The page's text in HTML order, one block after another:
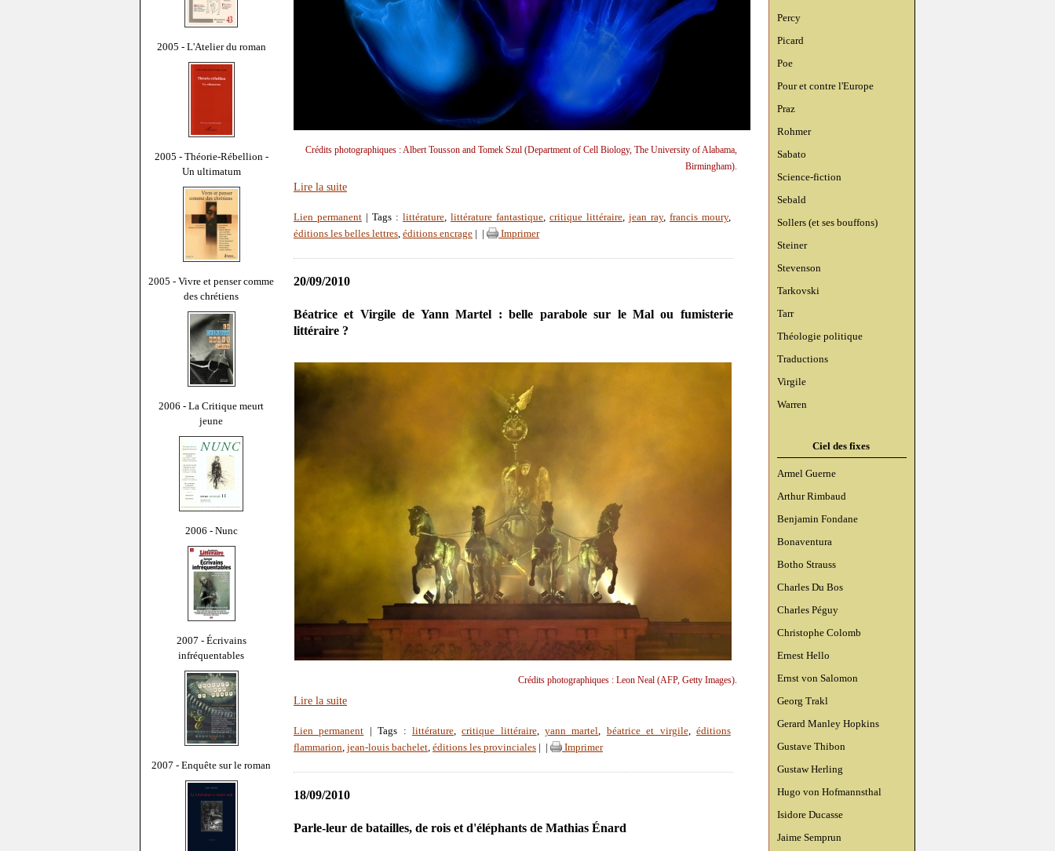
2005 - L'Atelier du roman
2005 - Théorie-Rébellion -
Un ultimatum
2005 - Vivre et penser comme
des chrétiens
2006 - La Critique meurt
jeune
2006 - Nunc
2007 - Écrivains
infréquentables
2007 - Enquête sur le roman
Percy
Picard
Poe
Pour et contre l'Europe
Praz
Rohmer
Sabato
Science-fiction
Sebald
Sollers (et ses bouffons)
Steiner
Stevenson
Tarkovski
Tarr
Théologie politique
Traductions
Virgile
Warren
Ciel des fixes
Armel Guerne
Arthur Rimbaud
Benjamin Fondane
Bonaventura
Botho Strauss
Charles Du Bos
Charles Péguy
Christophe Colomb
Ernest Hello
Ernst von Salomon
Georg Trakl
Gerard Manley Hopkins
Gustave Thibon
Gustaw Herling
Hugo von Hofmannsthal
Isidore Ducasse
Jaime Semprun
Crédits photographiques : Albert Tousson and Tomek Szul (Department of Cell Biology, The University of Alabama,
Birmingham).
Lire la suite
Lien permanent | Tags : littérature, littérature fantastique, critique littéraire, jean ray, francis moury,
éditions les belles lettres, éditions encrage Imprimer
20/09/2010
Béatrice et Virgile de Yann Martel : belle parabole sur le Mal ou fumisterie
littéraire ?
Crédits photographiques : Leon Neal (AFP, Getty Images).
Lire la suite
Lien permanent | Tags : littérature,critique littéraire, yann martel, béatrice et virgile, éditions
flammarion, jean-louis bachelet, éditions les provinciales Imprimer
18/09/2010
Parle-leur de batailles, de rois et d'éléphants de Mathias Énard